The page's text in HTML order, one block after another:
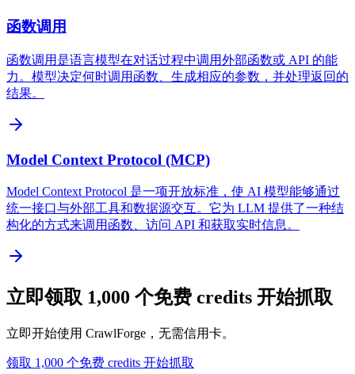
函数调用
函数调用是语言模型在对话过程中调用外部函数或 API 的能
力。模型决定何时调用函数、生成相应的参数，并处理返回的
结果。
Model Context Protocol (MCP)
Model Context Protocol 是一项开放标准，使 AI 模型能够通过
统一接口与外部工具和数据源交互。它为 LLM 提供了一种结
构化的方式来调用函数、访问 API 和获取实时信息。
立即领取 1,000 个免费 credits 开始抓取
立即开始使用 CrawlForge，无需信用卡。
领取 1,000 个免费 credits 开始抓取